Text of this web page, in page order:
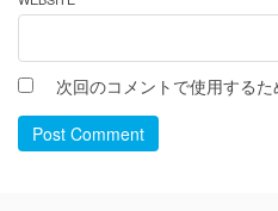
次回のコメントで使用する
Post Comment